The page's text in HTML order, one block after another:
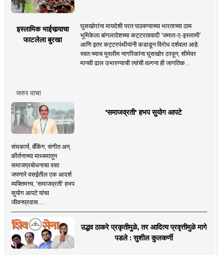
इस्लामिक भाईचार्‍याचा
फाटलेला बुरखा
घुसखोरांना मायदेशी परत पाठवण्याच्या भारताच्या ठाम
भूमिकेला बांगलादेशच्या कट्टरतावादी ‘जमात-ए-इस्लामी’
आणि इतर कट्टरपंथीयांनी कडाडून विरोध दर्शवला आहे.
स्वतःच्याच मुस्लीम नागरिकांना घुसखोर ठरवून, सीमेवर
मानवी ढाल उभारण्याची त्यांची वल्गना ही जागतिक ..
जरुर वाचा
'समाजव्रती' हभप सुयोग आपटे
संघकार्य, बँकिंग, संगीत अन्
कीर्तनाच्या माध्यमातून
समाजप्रबोधनाचा वसा
जपणारे वसईतील एक आदर्श
व्यक्तिमत्त्व, 'समाजव्रती' हभप
सुयोग आपटे यांचा
जीवनप्रवास.....
उद्धव ठाकरे प्रकृतीमुळे, तर आदित्य प्रवृत्तीमुळे मागे
पडले : सुशील कुलकर्णी